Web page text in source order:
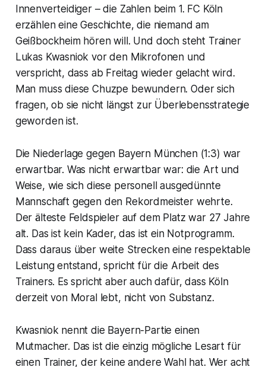
Innenverteidiger – die Zahlen beim 1. FC Köln
erzählen eine Geschichte, die niemand am
Geißbockheim hören will. Und doch steht Trainer
Lukas Kwasniok vor den Mikrofonen und
verspricht, dass ab Freitag wieder gelacht wird.
Man muss diese Chuzpe bewundern. Oder sich
fragen, ob sie nicht längst zur Überlebensstrategie
geworden ist.
Die Niederlage gegen Bayern München (1:3) war
erwartbar. Was nicht erwartbar war: die Art und
Weise, wie sich diese personell ausgedünnte
Mannschaft gegen den Rekordmeister wehrte.
Der älteste Feldspieler auf dem Platz war 27 Jahre
alt. Das ist kein Kader, das ist ein Notprogramm.
Dass daraus über weite Strecken eine respektable
Leistung entstand, spricht für die Arbeit des
Trainers. Es spricht aber auch dafür, dass Köln
derzeit von Moral lebt, nicht von Substanz.
Kwasniok nennt die Bayern-Partie einen
Mutmacher. Das ist die einzig mögliche Lesart für
einen Trainer, der keine andere Wahl hat. Wer acht